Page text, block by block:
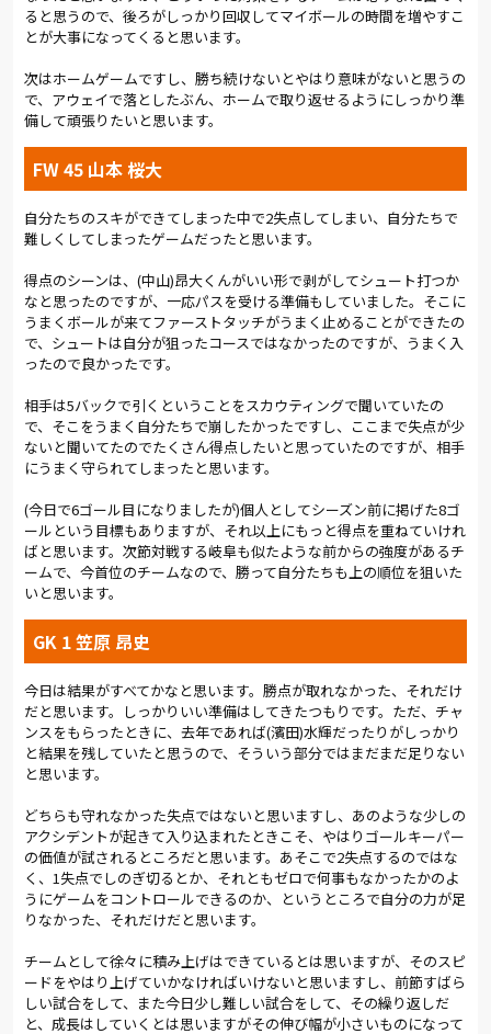
しかし、時間が足りない。5分のアディショナルタイムにも松井
割れず。最後まで同点ゴールを奪えないまま、悔しい敗戦となっ
た。
アウェイ2連戦を1勝1敗で終えた大宮は次節、ホームに岐阜を迎
え、前半戦最後の試合を戦う。
(総評:粕川 哲男)
ると思うので、後ろがしっかり回収してマイボールの時間を増やすこ
とが大事になってくると思います。
次はホームゲームですし、勝ち続けないとやはり意味がないと思うの
で、アウェイで落としたぶん、ホームで取り返せるようにしっかり準
備して頑張りたいと思います。
FW 45 山本 桜大
自分たちのスキができてしまった中で2失点してしまい、自分たちで
難しくしてしまったゲームだったと思います。
得点のシーンは、(中山)昂大くんがいい形で剥がしてシュート打つか
なと思ったのですが、一応パスを受ける準備もしていました。そこに
うまくボールが来てファーストタッチがうまく止めることができたの
で、シュートは自分が狙ったコースではなかったのですが、うまく入
ったので良かったです。
相手は5バックで引くということをスカウティングで聞いていたの
で、そこをうまく自分たちで崩したかったですし、ここまで失点が少
ないと聞いてたのでたくさん得点したいと思っていたのですが、相手
にうまく守られてしまったと思います。
(今日で6ゴール目になりましたが)個人としてシーズン前に掲げた8ゴ
ールという目標もありますが、それ以上にもっと得点を重ねていけれ
ばと思います。次節対戦する岐阜も似たような前からの強度があるチ
ームで、今首位のチームなので、勝って自分たちも上の順位を狙いた
いと思います。
GK 1 笠原 昂史
今日は結果がすべてかなと思います。勝点が取れなかった、それだけ
だと思います。しっかりいい準備はしてきたつもりです。ただ、チャ
ンスをもらったときに、去年であれば(濱田)水輝だったりがしっかり
と結果を残していたと思うので、そういう部分ではまだまだ足りない
と思います。
どちらも守れなかった失点ではないと思いますし、あのような少しの
アクシデントが起きて入り込まれたときこそ、やはりゴールキーパー
の価値が試されるところだと思います。あそこで2失点するのではな
く、1失点でしのぎ切るとか、それともゼロで何事もなかったかのよ
うにゲームをコントロールできるのか、というところで自分の力が足
りなかった、それだけだと思います。
チームとして徐々に積み上げはできているとは思いますが、そのスピ
ードをやはり上げていかなければいけないと思いますし、前節すばら
しい試合をして、また今日少し難しい試合をして、その繰り返しだ
と、成長はしていくとは思いますがその伸び幅が小さいものになって